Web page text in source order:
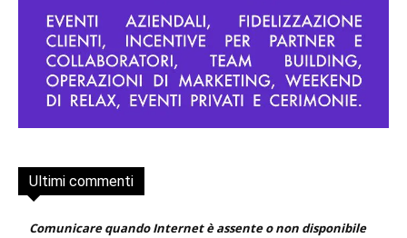
Ultimi commenti
Comunicare quando Internet è assente o non disponibile